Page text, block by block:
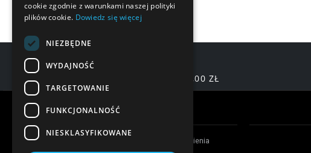
DARMOWA DOSTAWA OD 200,00 ZŁ
Czas realizacji zamówienia
cookie zgodnie z warunkami naszej polityki
plików cookie. Dowiedz się więcej
NIEZBĘDNE
WYDAJNOŚĆ
TARGETOWANIE
FUNKCJONALNOŚĆ
NIESKLASYFIKOWANE